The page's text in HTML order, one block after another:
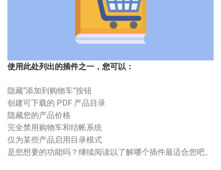
使用此处列出的插件之一，您可以：
隐藏“添加到购物车”按钮
创建可下载的 PDF 产品目录
隐藏您的产品价格
完全禁用购物车和结帐系统
仅为某些产品启用目录模式
是您想要的功能吗？继续阅读以了解哪个插件最适合您吧。